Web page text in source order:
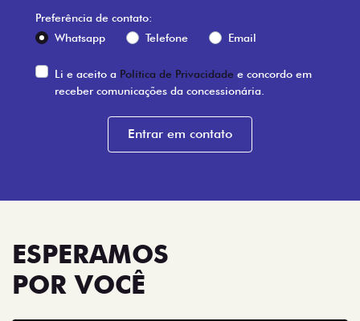
ESPERAMOS
POR VOCÊ
Fiat Automotive Araruama
Araruama - Rio de Janeiro
Como chegar